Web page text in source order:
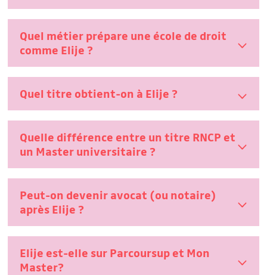
Quel métier prépare une école de droit
comme Elije ?
Quel titre obtient-on à Elije ?
Quelle différence entre un titre RNCP et
un Master universitaire ?
Peut-on devenir avocat (ou notaire)
après Elije ?
Elije est-elle sur Parcoursup et Mon
Master?